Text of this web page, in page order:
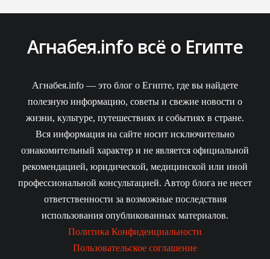
Агнабея.info всё о Египте
Агнабея.info — это блог о Египте, где вы найдете
полезную информацию, советы и свежие новости о
жизни, культуре, путешествиях и событиях в стране.
Вся информация на сайте носит исключительно
ознакомительный характер и не является официальной
рекомендацией, юридической, медицинской или иной
профессиональной консультацией. Автор блога не несет
ответственности за возможные последствия
использования опубликованных материалов.
Политика Конфиденциальности
Пользовательское соглашение